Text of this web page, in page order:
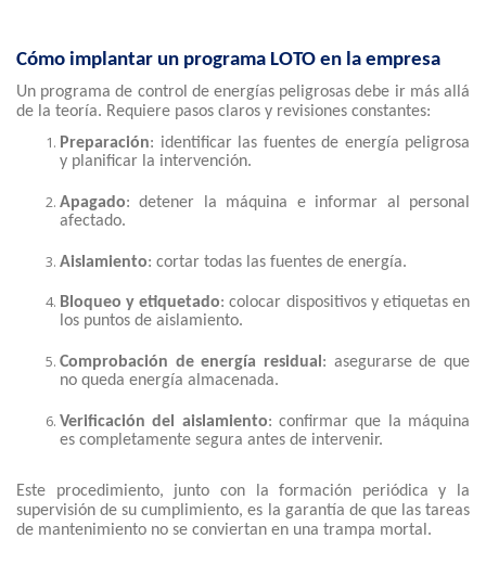
Cómo implantar un programa LOTO en la empresa
Un programa de control de energías peligrosas debe ir más allá
de la teoría. Requiere pasos claros y revisiones constantes:
Preparación: identificar las fuentes de energía peligrosa
y planificar la intervención.
Apagado: detener la máquina e informar al personal
afectado.
Aislamiento: cortar todas las fuentes de energía.
Bloqueo y etiquetado: colocar dispositivos y etiquetas en
los puntos de aislamiento.
Comprobación de energía residual: asegurarse de que
no queda energía almacenada.
Verificación del aislamiento: confirmar que la máquina
es completamente segura antes de intervenir.
Este procedimiento, junto con la formación periódica y la
supervisión de su cumplimiento, es la garantía de que las tareas
de mantenimiento no se conviertan en una trampa mortal.